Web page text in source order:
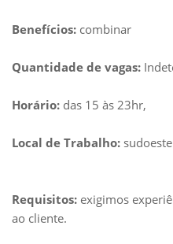
Benefícios: combinar
Quantidade de vagas:
Horário: das 15 às 23hr,
Local de Trabalho: sudoeste
Requisitos: exigimos
ao cliente.